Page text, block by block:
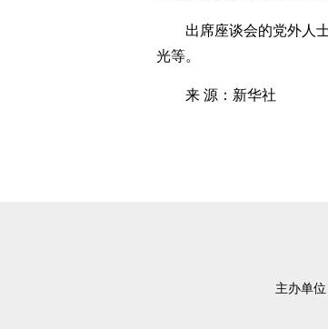
出席座谈会的党外人
光等。
来 源：新华社
主办单